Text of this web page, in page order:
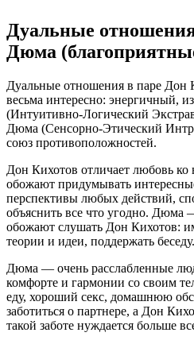
Дуальные
Дюма
Дуальные отношения в паре Дон
весьма интересно: энергичный,
(Интуитивно-Логический
Дюма (Сенсорно-Этический
союз противоположностей.
Дон Кихотов отличает любовь
обожают придумывать
перспективы любых действий,
объяснить все что угодно. Дюма
обожают слушать Дон Кихотов:
теории и идеи, поддержать беседу.
Дюма — очень расслабленные
комфорте и гармонии со своим
еду, хороший секс, домашнюю
заботиться о партнере, а Дон
такой заботе нуждается больше